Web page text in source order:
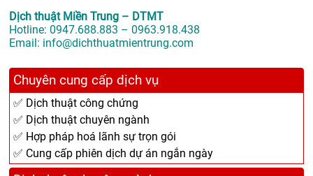
Dịch thuật Miền Trung – DTMT
Hotline: 0947.688.883 – 0963.918.438
Email: info@dichthuatmientrung.com
Chuyên cung cấp dịch vụ
✅ Dịch thuật công chứng
✅ Dịch thuật chuyên ngành
✅ Hợp pháp hoá lãnh sự trọn gói
✅ Cung cấp phiên dịch dự án ngắn ngày